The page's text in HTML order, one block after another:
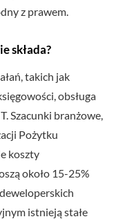
z prawem.
składa?
takich jak
obsługa
Szacunki branżowe,
Pożytku
koszty
około 15-25%
istnieją stałe